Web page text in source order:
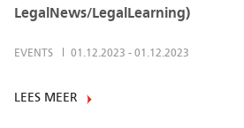
LegalNews/LegalLearning)
EVENTS 01.12.2023 - 01.12.2023
LEES MEER